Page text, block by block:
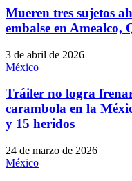
Mueren tres sujetos
embalse en Amealco,
3 de abril de 2026
México
Tráiler no logra
carambola en la
y 15 heridos
24 de marzo de 2026
México